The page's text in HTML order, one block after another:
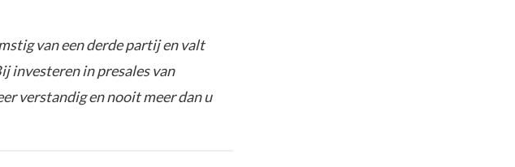
van een derde partij en valt
investeren in presales van
verstandig en nooit meer dan u